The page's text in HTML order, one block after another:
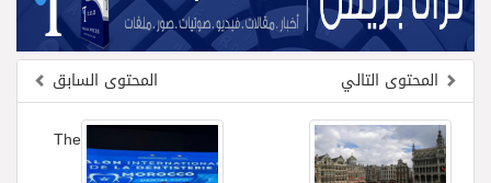
المحتوى السابق
المحتوى التالي
The